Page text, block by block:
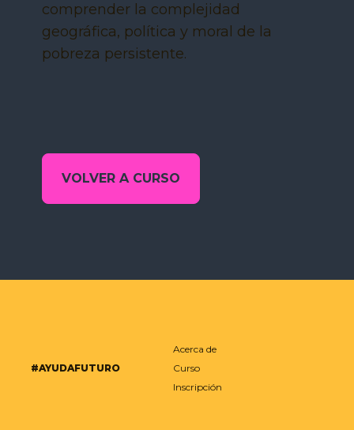
comprender la complejidad
geográfica, política y moral de la
pobreza persistente.
VOLVER A CURSO
#AYUDAFUTURO
Acerca de
Curso
Inscripción